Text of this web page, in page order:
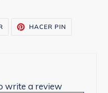
TUITEARHACER PIN
write a review